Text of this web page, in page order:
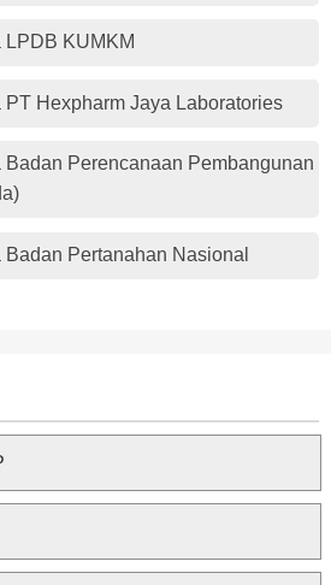
LPDB KUMKM
PT Hexpharm Jaya Laboratories
Badan Perencanaan Pembangunan
Pertanahan Nasional